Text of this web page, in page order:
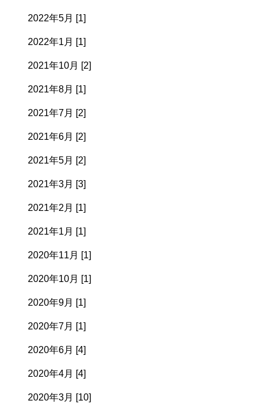
2022年5月 [1]
2022年1月 [1]
2021年10月 [2]
2021年8月 [1]
2021年7月 [2]
2021年6月 [2]
2021年5月 [2]
2021年3月 [3]
2021年2月 [1]
2021年1月 [1]
2020年11月 [1]
2020年10月 [1]
2020年9月 [1]
2020年7月 [1]
2020年6月 [4]
2020年4月 [4]
2020年3月 [10]